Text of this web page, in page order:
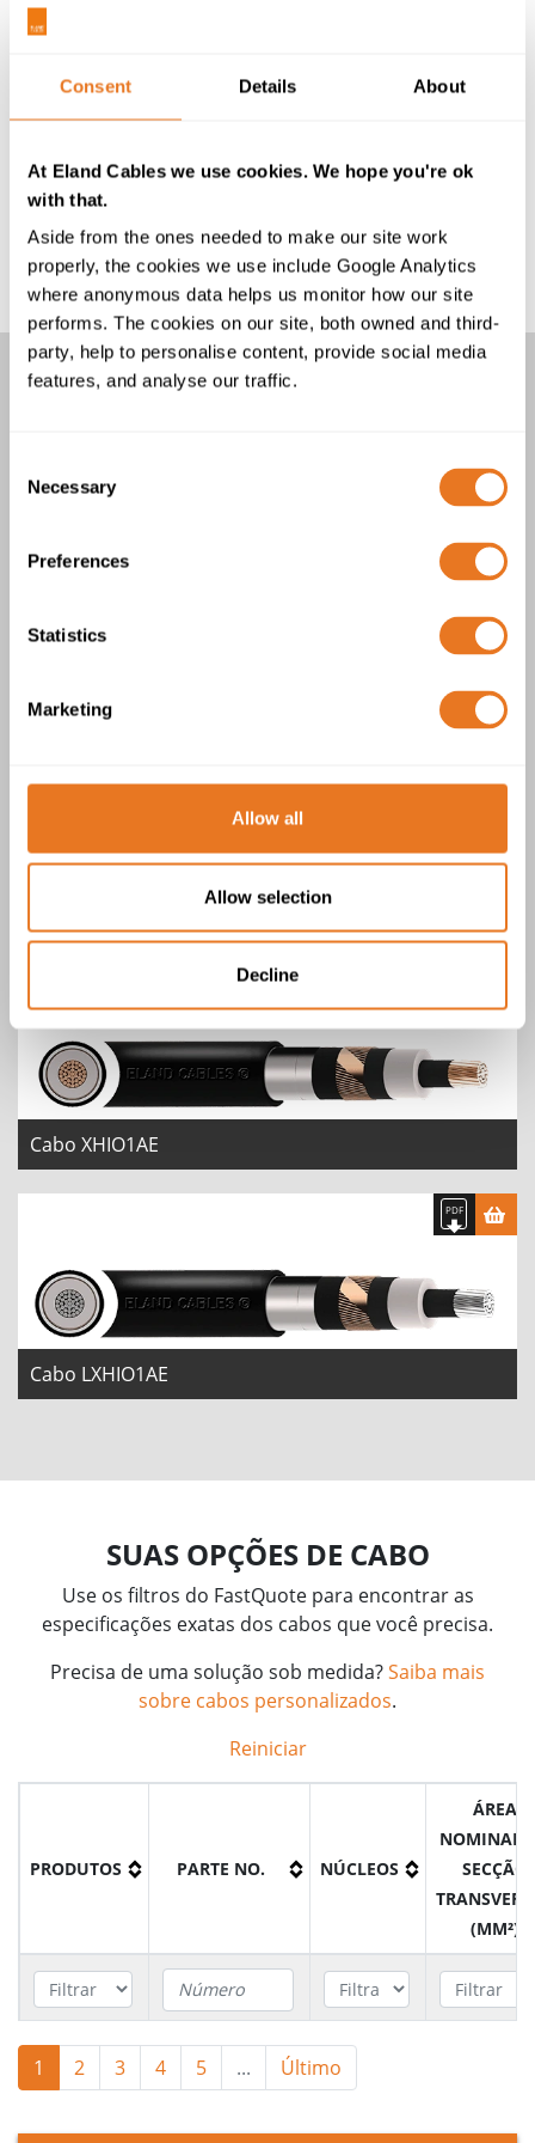
Consent Details About
At Eland Cables we use cookies. We hope you're ok
with that.
Aside from the ones needed to make our site work
properly, the cookies we use include Google Analytics
where anonymous data helps us monitor how our site
performs. The cookies on our site, both owned and third-
party, help to personalise content, provide social media
features, and analyse our traffic.
Selection
Necessary
Preferences
Statistics
Marketing
Allow all
Allow selection
Decline
instalação são totalmente adequados à finalidade
preconizada.
Para assistência com a especificações ou perguntas
específicas sobre cabos, a nossa equipa técnica está à
equipa internacional pode prestar assistência em
língua portuguesa sempre que necessário, tanto no
que diz respeito a esta gama como ao nosso portefólio
mais vasto de cabos.
4 Produtos
Cabo XHIO1AE
Cabo LXHIO1AE
SUAS OPÇÕES DE CABO
Use os filtros do FastQuote para encontrar as
especificações exatas dos cabos que você precisa.
Precisa de uma solução sob medida?Saiba mais
sobre cabos personalizados.
Reiniciar
PRODUTOS PARTE NO. NÚCLEOS
ÁREA
NOMINAL
SECÇÃO
(MM²)
Cabo
XHIOAE
MP4706KV03025
Cabo
1 2 3 4 5 ... Último